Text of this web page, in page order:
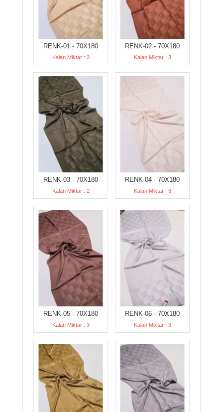
RENK-01 - 70X180
Kalan Miktar : 3
RENK-02 - 70X180
Kalan Miktar : 3
RENK-03 - 70X180
Kalan Miktar : 2
RENK-04 - 70X180
Kalan Miktar : 3
RENK-05 - 70X180
Kalan Miktar : 3
RENK-06 - 70X180
Kalan Miktar : 3